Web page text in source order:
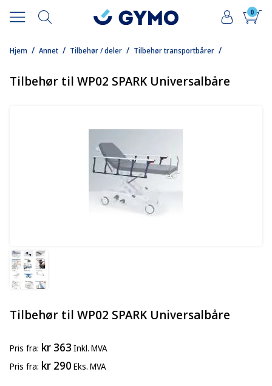
0
/
Hjem /
Annet /
Tilbehør / deler /
Tilbehør transportbårer
Tilbehør til WP02 SPARK Universalbåre
Tilbehør til WP02 SPARK Universalbåre
Pris fra kr 363 Inkl. MVA
Pris fra kr 290 Eks. MVA